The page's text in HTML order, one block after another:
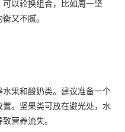
以轮换组合，比如周一坚
又不腻。
果和酸奶类。建议准备一个
。坚果类可放在避光处，水
营养流失。